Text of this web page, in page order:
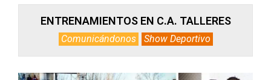
ARGENTINA
ENTRENAMIENTOS EN C.A. TALLERES
Comunicándonos Show Deportivo